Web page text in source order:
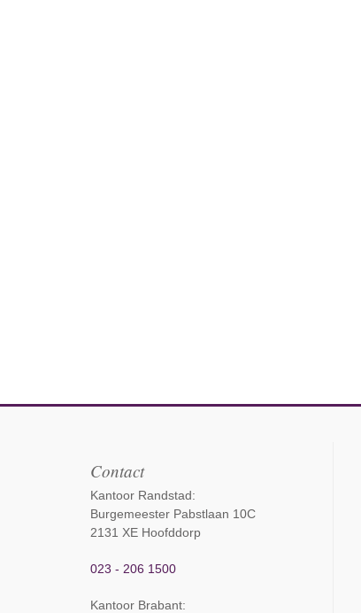
Contact
Kantoor Randstad:
Burgemeester Pabstlaan 10C
2131 XE Hoofddorp
023 - 206 1500
Kantoor Brabant: